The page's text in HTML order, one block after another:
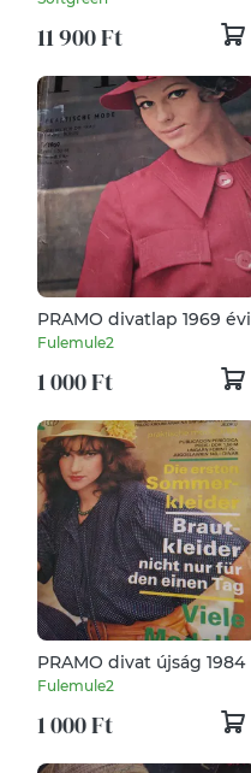
gyűjteménye
11 900 Ft
PRAMO divatlap 1969 évi
Fulemule2
1 000 Ft
PRAMO divat újság 1984
Fulemule2
1 000 Ft